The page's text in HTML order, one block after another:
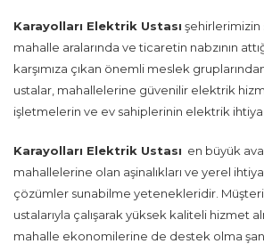
Karayolları Elektrik Ustası şehirlerimizin
mahalle aralarında ve ticaretin nabzının
karşımıza çıkan önemli meslek
ustalar, mahallelerine güvenilir elektrik
işletmelerin ve ev sahiplerinin elektrik
Karayolları Elektrik Ustası en büyük
mahallelerine olan aşinalıkları ve yerel
çözümler sunabilme yetenekleridir.
ustalarıyla çalışarak yüksek kaliteli hizmet
mahalle ekonomilerine de destek olma